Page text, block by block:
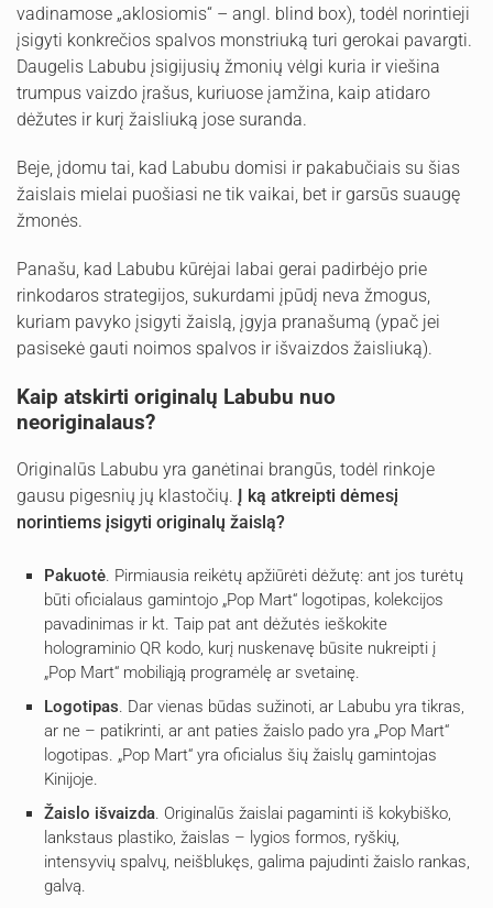
vadinamose „aklosiomis“ – angl. blind box), todėl norintieji
įsigyti konkrečios spalvos monstriuką turi gerokai pavargti.
Daugelis Labubu įsigijusių žmonių vėlgi kuria ir viešina
trumpus vaizdo įrašus, kuriuose įamžina, kaip atidaro
dėžutes ir kurį žaisliuką jose suranda.
Beje, įdomu tai, kad Labubu domisi ir pakabučiais su šias
žaislais mielai puošiasi ne tik vaikai, bet ir garsūs suaugę
žmonės.
Panašu, kad Labubu kūrėjai labai gerai padirbėjo prie
rinkodaros strategijos, sukurdami įpūdį neva žmogus,
kuriam pavyko įsigyti žaislą, įgyja pranašumą (ypač jei
pasisekė gauti noimos spalvos ir išvaizdos žaisliuką).
Kaip atskirti originalų Labubu nuo
neoriginalaus?
Originalūs Labubu yra ganėtinai brangūs, todėl rinkoje
gausu pigesnių jų klastočių. Į ką atkreipti dėmesį
norintiems įsigyti originalų žaislą?
Pakuotė. Pirmiausia reikėtų apžiūrėti dėžutę: ant jos turėtų
būti oficialaus gamintojo „Pop Mart“ logotipas, kolekcijos
pavadinimas ir kt. Taip pat ant dėžutės ieškokite
holograminio QR kodo, kurį nuskenavę būsite nukreipti į
„Pop Mart“ mobiliąją programėlę ar svetainę.
Logotipas. Dar vienas būdas sužinoti, ar Labubu yra tikras,
ar ne – patikrinti, ar ant paties žaislo pado yra „Pop Mart“
logotipas. „Pop Mart“ yra oficialus šių žaislų gamintojas
Kinijoje.
Žaislo išvaizda. Originalūs žaislai pagaminti iš kokybiško,
lankstaus plastiko, žaislas – lygios formos, ryškių,
intensyvių spalvų, neišblukęs, galima pajudinti žaislo rankas,
galvą.